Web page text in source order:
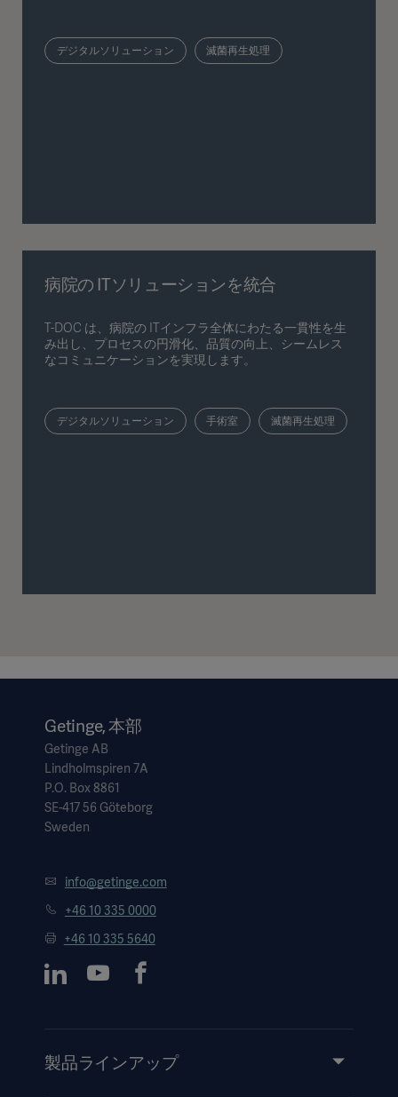
デジタルソリューション 滅菌再生処理
病院の ITソリューションを統合
T-DOC は、病院の ITインフラ全体にわたる一貫性を生
み出し、プロセスの円滑化、品質の向上、シームレス
なコミュニケーションを実現します。
デジタルソリューション 手術室 滅菌再生処理
Getinge, 本部
Getinge AB
Lindholmspiren 7A
P.O. Box 8861
SE-417 56 Göteborg
Sweden
info@getinge.com
+46 10 335 0000
+46 10 335 5640
製品ラインアップ